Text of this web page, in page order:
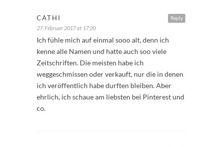
Reply
CATHI
27. Februar 2017 at 17:20
Ich fühle mich auf einmal sooo alt, denn ich
kenne alle Namen und hatte auch soo viele
Zeitschriften. Die meisten habe ich
weggeschmissen oder verkauft, nur die in denen
ich veröffentlich habe durften bleiben. Aber
ehrlich, ich schaue am liebsten bei Pinterest und
co.